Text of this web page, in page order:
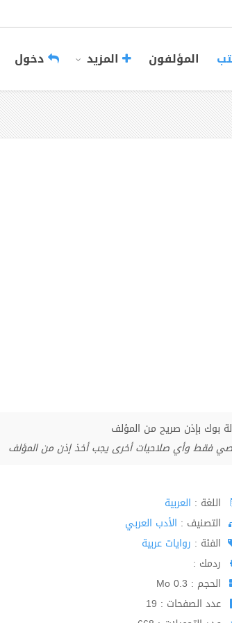
المؤلفون المزيد دخول
بوك بإذن صريح من المؤلف
فقط وأي صلاحيات أخرى يجب أخذ إذن من المؤلف
اللغة : العربية
اﻟﺘﺼﻨﻴﻒ : الأدب العربي
الفئة : روايات عربية
ردمك :
الحجم : 0.3 Mo
عدد الصفحات : 19